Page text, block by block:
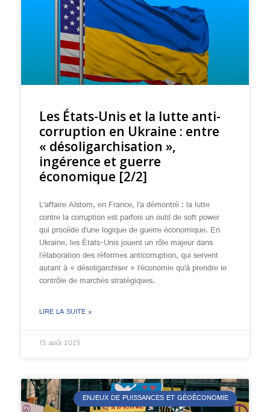
Les États-Unis et la lutte anti-
corruption en Ukraine : entre
« désoligarchisation »,
ingérence et guerre
économique [2/2]
L’affaire Alstom, en France, l’a démontré : la lutte
contre la corruption est parfois un outil de soft power
qui procède d’une logique de guerre économique. En
Ukraine, les États-Unis jouent un rôle majeur dans
l’élaboration des réformes anticorruption, qui servent
autant à « désoligarchiser » l’économie qu’à prendre le
contrôle de marchés stratégiques.
LIRE LA SUITE »
15 août 2025
ENJEUX DE PUISSANCES ET GÉOÉCONOMIE